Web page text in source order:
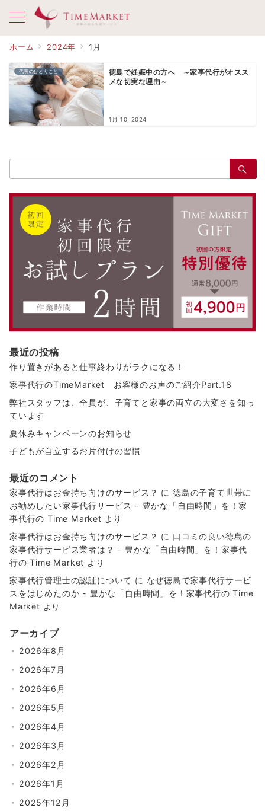
ホーム 2024年 1月
代表のひとりごと
徳島で妊娠中の方へ ～家事代行がオスス
メな切実な理由～
1月 10, 2024
索：
最近の投稿
作り置きがあると仕事終わりがラクになる！
家事代行のTimeMarket お客様のお声のご紹介Part.18
弊社スタッフは、全員が、子育てと家事の両立の大変さを知っ
ています
夏休みキャンペーンのお知らせ
子どもが自立するお片付けの習慣
最近のコメント
家事代行はお金持ち向けのサービス？ に徳島の子育て世帯に
お勧めしたい家事代行サービス - 豊かな「自由時間」を！家
事代行の Time Market より
家事代行はお金持ち向けのサービス？ に 口コミの良い徳島の
家事代行サービス業者は？ - 豊かな「自由時間」を！家事代
行の Time Market より
家事代行管理士の認証について に なぜ徳島で家事代行サービ
スをはじめたのか - 豊かな「自由時間」を！家事代行の Time
Market より
アーカイブ
2026年8月
2026年7月
2026年6月
2026年5月
2026年4月
2026年3月
2026年2月
2026年1月
2025年12月